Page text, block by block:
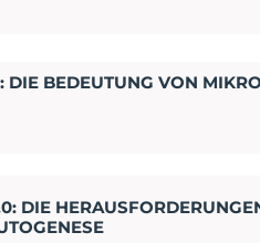
BEDEUTUNG VON
DIE